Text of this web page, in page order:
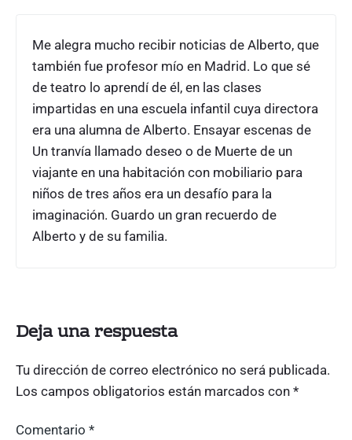
t
o
W
a
i
n
e
r
e
n
S
e
l
A
Me alegra mucho recibir noticias de Alberto, que
también fue profesor mío en Madrid. Lo que sé
de teatro lo aprendí de él, en las clases
impartidas en una escuela infantil cuya directora
era una alumna de Alberto. Ensayar escenas de
Un tranvía llamado deseo o de Muerte de un
viajante en una habitación con mobiliario para
niños de tres años era un desafío para la
imaginación. Guardo un gran recuerdo de
Alberto y de su familia.
Deja una respuesta
Tu dirección de correo electrónico no será publicada.
Los campos obligatorios están marcados con *
Comentario *